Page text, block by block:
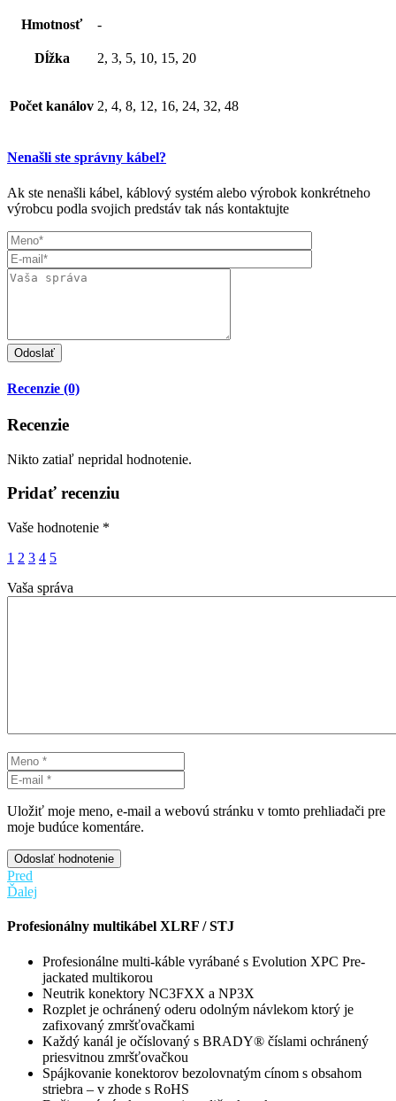
Hmotnosť -
Dĺžka 2, 3, 5, 10, 15, 20
Počet kanálov 2, 4, 8, 12, 16, 24, 32, 48
Nenašli ste správny kábel?
Ak ste nenašli kábel, káblový systém alebo výrobok konkrétneho
výrobcu podla svojich predstáv tak nás kontaktujte
Recenzie (0)
Recenzie
Nikto zatiaľ nepridal hodnotenie.
Pridať recenziu
Vaše hodnotenie *
1 2 3 4 5
Vaša správa
Uložiť moje meno, e-mail a webovú stránku v tomto prehliadači pre
moje budúce komentáre.
Odoslať hodnotenie
Pred
Ďalej
Profesionálny multikábel XLRF / STJ
Profesionálne multi-káble vyrábané s Evolution XPC Pre-
jackated multikorou
Neutrik konektory NC3FXX a NP3X
Rozplet je ochránený oderu odolným návlekom ktorý je
zafixovaný zmršťovačkami
Každý kanál je očíslovaný s BRADY® číslami ochránený
priesvitnou zmršťovačkou
Spájkovanie konektorov bezolovnatým cínom s obsahom
striebra – v zhode s RoHS